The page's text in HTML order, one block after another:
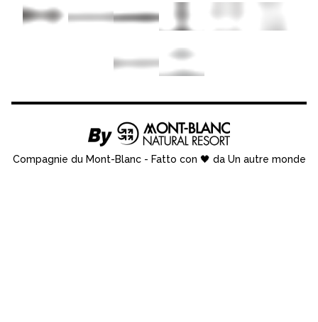
Compagnie du Mont-Blanc- Fatto con 🖤 da Un autre monde